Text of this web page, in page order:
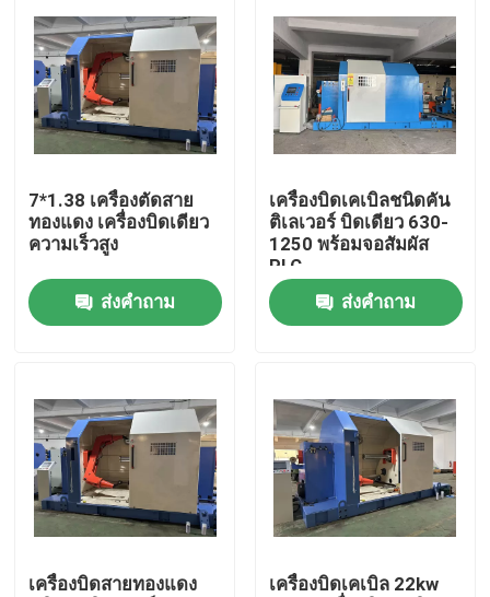
สินค้า
วิดีโอ
ทัวร์โรงงาน
การควบคุมคุณภาพ
ขอใบเสนอราคา
เครื่องอัดรีดสายเคเบิล
เครื่องอัดรีดลวด
7*1.38 เครื่องตัดสาย
ทองแดง เครื่องบิดเดียว
ความเร็วสูง
ส่งคำถาม
เครื่องบิดเคเบิลชนิดคัน
ติเลเวอร์ บิดเดียว 630-
1250 พร้อมจอสัมผัส
PLC
ส่งคำถาม
เครื่องบิดสายทองแดง
เครื่องบิดเคเบิล 22kw